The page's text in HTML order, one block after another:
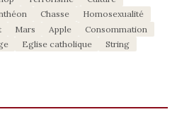
Chasse
Homosexualité
Mars Apple
Consommation
Eglise catholique
String